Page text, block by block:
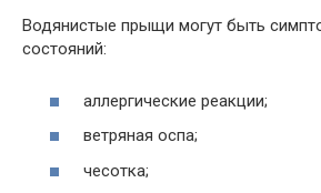
Водянистые прыщи могут быть
состояний:
аллергические реакции;
ветряная оспа;
чесотка;